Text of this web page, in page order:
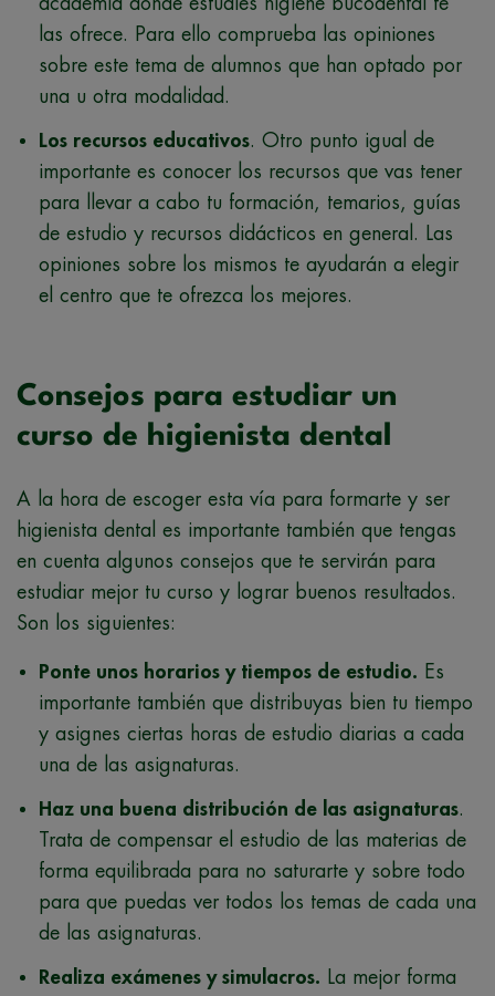
las ofrece. Para ello comprueba las opiniones
sobre este tema de alumnos que han optado por
una u otra modalidad.
Los recursos educativos. Otro punto igual de
importante es conocer los recursos que vas tener
para llevar a cabo tu formación, temarios, guías
de estudio y recursos didácticos en general. Las
opiniones sobre los mismos te ayudarán a elegir
el centro que te ofrezca los mejores.
Consejos para estudiar un
curso de higienista dental
A la hora de escoger esta vía para formarte y ser
higienista dental es importante también que tengas
en cuenta algunos consejos que te servirán para
estudiar mejor tu curso y lograr buenos resultados.
Son los siguientes:
Ponte unos horarios y tiempos de estudio. Es
importante también que distribuyas bien tu tiempo
y asignes ciertas horas de estudio diarias a cada
una de las asignaturas.
Haz una buena distribución de las asignaturas.
Trata de compensar el estudio de las materias de
forma equilibrada para no saturarte y sobre todo
para que puedas ver todos los temas de cada una
de las asignaturas.
Realiza exámenes y simulacros. La mejor forma